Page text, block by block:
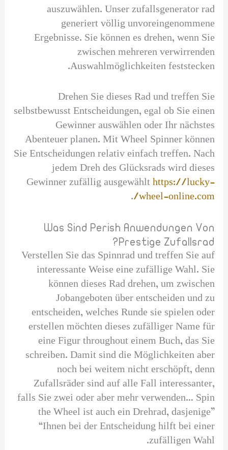
auszuwählen. Unser zufallsgenerator rad
generiert völlig unvoreingenommene
Ergebnisse. Sie können es drehen, wenn Sie
zwischen mehreren verwirrenden
Auswahlmöglichkeiten feststecken.
Drehen Sie dieses Rad und treffen Sie
selbstbewusst Entscheidungen, egal ob Sie einen
Gewinner auswählen oder Ihr nächstes
Abenteuer planen. Mit Wheel Spinner können
Sie Entscheidungen relativ einfach treffen. Nach
jedem Dreh des Glücksrads wird dieses
Gewinner zufällig ausgewählthttps://lucky-
wheel-online.com/
.
Was Sind Perish Anwendungen Von
Prestige Zufallsrad?
Verstellen Sie das Spinnrad und treffen Sie auf
interessante Weise eine zufällige Wahl. Sie
können dieses Rad drehen, um zwischen
Jobangeboten über entscheiden und zu
entscheiden, welches Runde sie spielen oder
erstellen möchten dieses zufälliger Name für
eine Figur throughout einem Buch, das Sie
schreiben. Damit sind die Möglichkeiten aber
noch bei weitem nicht erschöpft, denn
Zufallsräder sind auf alle Fall interessanter,
falls Sie zwei oder aber mehr verwenden… Spin
the Wheel ist auch ein Drehrad, dasjenige”
“Ihnen bei der Entscheidung hilft bei einer
zufälligen Wahl.